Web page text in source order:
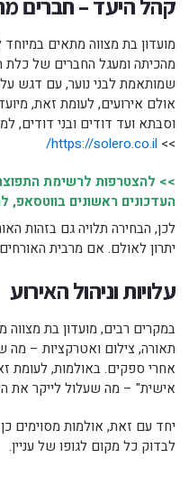
מועדון בת מצווה מתאים
מהכיתה ומעגל החברים של כלת
שמותאמת לבני נוער, עם דגש על
אולם אירועים, לעומת זאת,
וסבתא ועד דודים ובני דודים,
>>
https://solero.co.il/
>> להצטרפות לרשימת
העדכונים ראשונים בווטסאפ,
לכן, הבחירה תלויה גם בזהות
יתרון לאולם. אם מרבית
עלויות וניהול האירוע
במקרים רבים, מועדון בת מצווה
תאורה, צילום ואטרקציות – מה
אחרי ספקים. באולמות, לעומת
אישית" – מה שעלול לייקר את
יחד עם זאת, אולמות מסוימים
לבדוק כל מקום לגופו של עניין.